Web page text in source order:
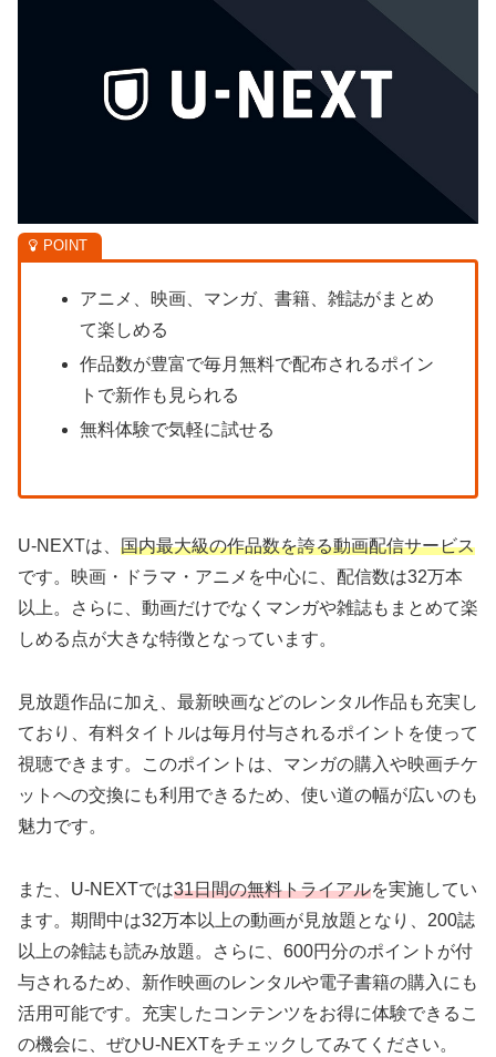
アニメ、映画、マンガ、書籍、雑誌がまとめ
て楽しめる
作品数が豊富で毎月無料で配布されるポイン
トで新作も見られる
無料体験で気軽に試せる
U-NEXTは、 国内最大級の作品数を誇る動画配信サービス
です。映画・ドラマ・アニメを中心に、配信数は32万本
以上。さらに、動画だけでなくマンガや雑誌もまとめて楽
しめる点が大きな特徴となっています。
見放題作品に加え、最新映画などのレンタル作品も充実し
ており、有料タイトルは毎月付与されるポイントを使って
視聴できます。このポイントは、マンガの購入や映画チケ
ットへの交換にも利用できるため、使い道の幅が広いのも
魅力です。
また、U-NEXTでは31日間の無料トライアルを実施してい
ます。期間中は32万本以上の動画が見放題となり、200誌
以上の雑誌も読み放題。さらに、600円分のポイントが付
与されるため、新作映画のレンタルや電子書籍の購入にも
活用可能です。充実したコンテンツをお得に体験できるこ
の機会に、ぜひU-NEXTをチェックしてみてください。